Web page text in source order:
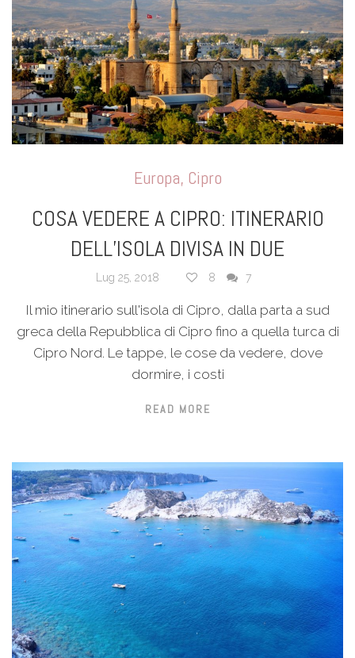
Europa, Cipro
COSA VEDERE A CIPRO: ITINERARIO
DELL’ISOLA DIVISA IN DUE
Lug 25, 2018 8 7
Il mio itinerario sull'isola di Cipro, dalla parta a sud
greca della Repubblica di Cipro fino a quella turca di
Cipro Nord. Le tappe, le cose da vedere, dove
dormire, i costi
READ MORE